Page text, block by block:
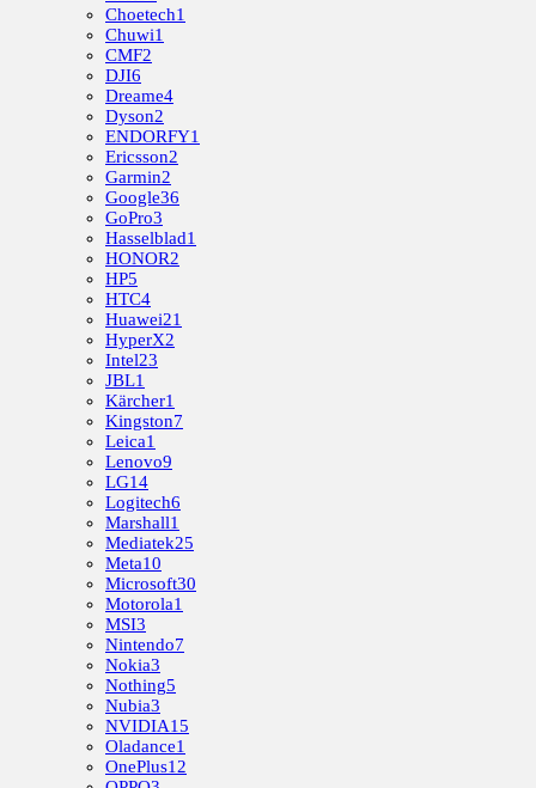
Choetech1
Chuwi1
CMF2
DJI6
Dreame4
Dyson2
ENDORFY1
Ericsson2
Garmin2
Google36
GoPro3
Hasselblad1
HONOR2
HP5
HTC4
Huawei21
HyperX2
Intel23
JBL1
Kärcher1
Kingston7
Leica1
Lenovo9
LG14
Logitech6
Marshall1
Mediatek25
Meta10
Microsoft30
Motorola1
MSI3
Nintendo7
Nokia3
Nothing5
Nubia3
NVIDIA15
Oladance1
OnePlus12